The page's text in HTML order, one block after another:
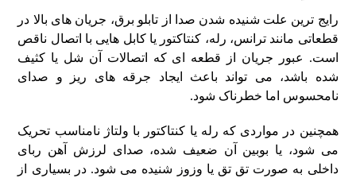
رایج‌ ترین علت شنیده شدن صدا از تابلو برق، جریان‌ های بالا در
قطعاتی مانند ترانس، رله، کنتاکتور یا کابل‌ هایی با اتصال ناقص
است. عبور جریان از قطعه‌ ای که اتصالات آن شل یا کثیف
شده باشد، می‌ تواند باعث ایجاد جرقه‌ های ریز و صدای
نامحسوس اما خطرناک شود.
همچنین در مواردی که رله یا کنتاکتور با ولتاژ نامناسب تحریک
می‌ شود، یا بوبین آن ضعیف شده، صدای لرزش آهن‌ ربای
داخلی به صورت تق‌ تق یا وزوز شنیده می‌ شود. در بسیاری از